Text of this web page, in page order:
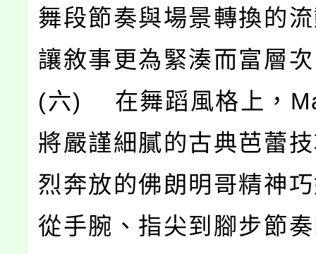
舞段節奏與場景轉換的
讓敘事更為緊湊而富層
(六) 在舞蹈風格上，
將嚴謹細膩的古典芭蕾
烈奔放的佛朗明哥精神
從手腕、指尖到腳步節